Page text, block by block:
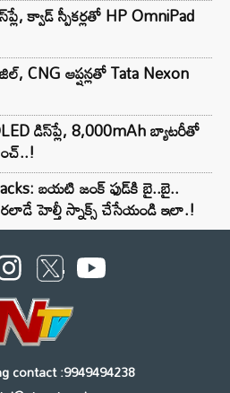
క్వాడ్ స్పీకర్లతో HP OmniPad
CNG ఆప్షన్లతో Tata Nexon
డిస్‌ప్లే, 8,000mAh బ్యాటరీతో
బయటి జంక్ ఫుడ్‌కి బై..బై..
హెల్తీ స్నాక్స్ చేసేయండి ఇలా.!
contact :9949494238